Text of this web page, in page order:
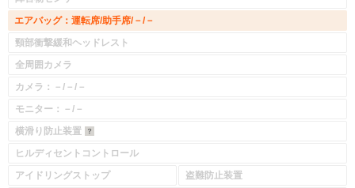
エアバッグ：運転席/助手席/－/－
頸部衝撃緩和ヘッドレスト
全周囲カメラ
カメラ：－/－/－
モニター：－/－
横滑り防止装置
ヒルディセントコントロール
アイドリングストップ
盗難防止装置